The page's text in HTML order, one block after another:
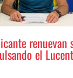
renuevan
el